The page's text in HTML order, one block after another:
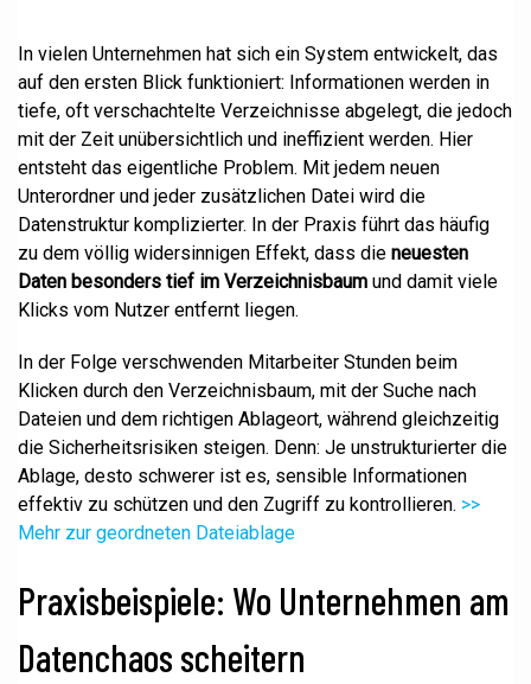
In vielen Unternehmen hat sich ein System entwickelt, das
auf den ersten Blick funktioniert: Informationen werden in
tiefe, oft verschachtelte Verzeichnisse abgelegt, die jedoch
mit der Zeit unübersichtlich und ineffizient werden. Hier
entsteht das eigentliche Problem. Mit jedem neuen
Unterordner und jeder zusätzlichen Datei wird die
Datenstruktur komplizierter. In der Praxis führt das häufig
zu dem völlig widersinnigen Effekt, dass die neuesten
Daten besonders tief im Verzeichnisbaum und damit viele
Klicks vom Nutzer entfernt liegen.
In der Folge verschwenden Mitarbeiter Stunden beim
Klicken durch den Verzeichnisbaum, mit der Suche nach
Dateien und dem richtigen Ablageort, während gleichzeitig
die Sicherheitsrisiken steigen. Denn: Je unstrukturierter die
Ablage, desto schwerer ist es, sensible Informationen
effektiv zu schützen und den Zugriff zu kontrollieren. >>
Mehr zur geordneten Dateiablage
Praxisbeispiele: Wo Unternehmen am
Datenchaos scheitern